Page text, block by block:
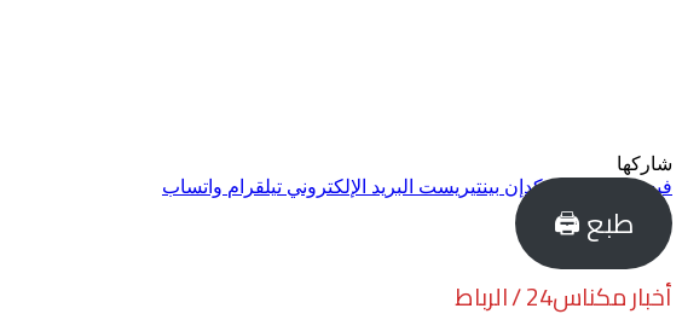
شاركها
فيسبوك
لينكدإن بينتيريست البريد الإلكتروني تيلقرام واتساب
طبع 🖨
أخبار مكناس24 / الرباط